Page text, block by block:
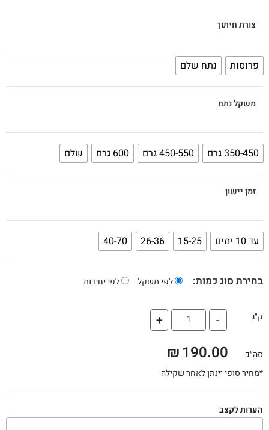
צורת חיתוך
פרוסות נתח שלם
משקל נתח
350-450 גרם 450-550 גרם 600 גרם שלם
זמן יישון
עד 10 ימים 15-25
26-36
40-70
בחירת סוג כמות: לפי משקל לפי יחידות
ק״ג -
+
סה״כ 190.00
₪
*מחיר סופי יינתן לאחר שקילה
הערות לקצב